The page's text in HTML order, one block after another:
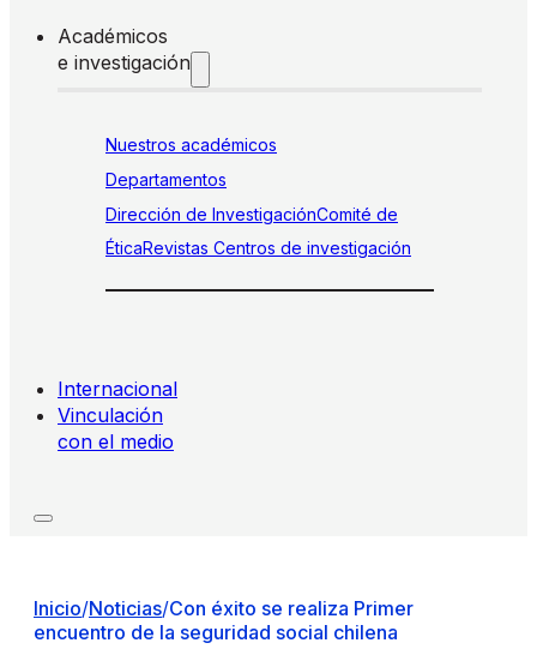
Académicos
e investigación
Nuestros académicos
Departamentos
Dirección de InvestigaciónComité de
ÉticaRevistas Centros de investigación
Internacional
Vinculación
con el medio
Inicio/Noticias/Con éxito se realiza Primer
encuentro de la seguridad social chilena